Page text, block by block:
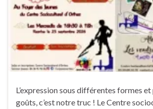
L’expression sous différentes formes
goûts, c’est notre truc ! Le Centre